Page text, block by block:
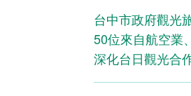
台中市政府觀光
50位來自航空業
深化台日觀光合